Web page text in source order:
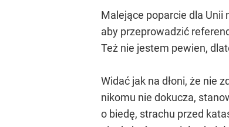
Malejące poparcie dla Unii
aby przeprowadzić
Też nie jestem pewien,
Widać jak na dłoni, że nie
nikomu nie dokucza,
o biedę, strachu przed